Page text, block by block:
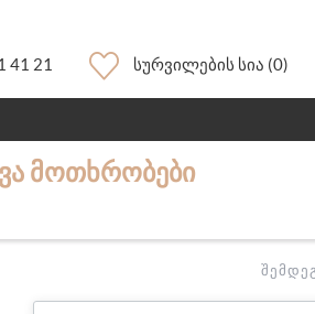
41 21 Სურვილების Სია (0)
ᲛᲝᲗᲮᲠᲝᲑᲔᲑᲘ